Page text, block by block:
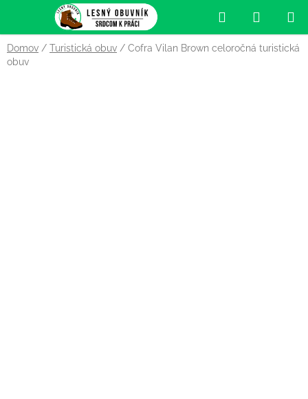
obsah
Hľadať
KOŠÍK
Domov / Turistická obuv / Cofra Vilan Brown celoročná turistická
obuv